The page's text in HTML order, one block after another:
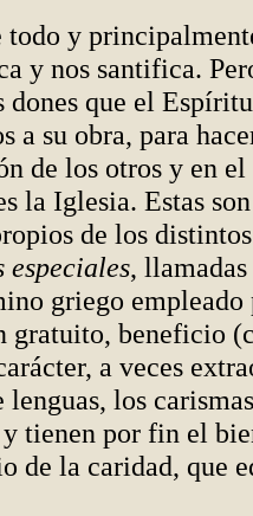
todo y
y nos santifica.
que el
a su obra, para
de los otros y en
la Iglesia. Estas
de los
especiales,
griego empleado
gratuito, beneficio
a veces
los
tienen por fin el
de la caridad, que